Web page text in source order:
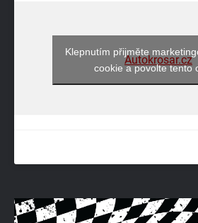
Autokrosar.cz
Klepnutím přijměte
cookie a povolte tento